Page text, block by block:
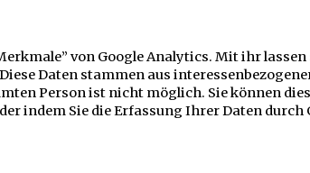
von Google Analytics. Mit ihr
Daten stammen aus
Person ist nicht möglich. Sie können
indem Sie die Erfassung Ihrer Daten